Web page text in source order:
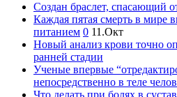
Создан браслет, спасающий
Каждая пятая смерть в мире
питанием 0 11.Окт
Новый анализ крови точно
ранней стадии
Ученые впервые
непосредственно в теле